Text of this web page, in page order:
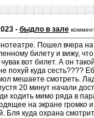
- быдло в зале
Пошел вчера
билету и вижу,
вот билет. А он
похуй куда сесть????
мешаете смотреть.
20 минут начали
ходить мимо ряда в
на экране громко
Бля куда охрана